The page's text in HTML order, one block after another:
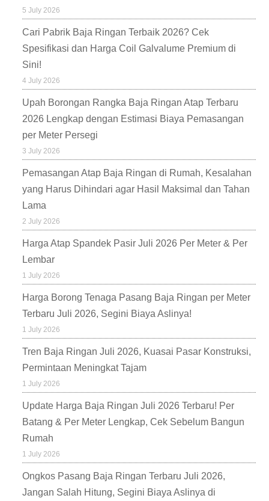
5 July 2026
Cari Pabrik Baja Ringan Terbaik 2026? Cek
Spesifikasi dan Harga Coil Galvalume Premium di
Sini!
4 July 2026
Upah Borongan Rangka Baja Ringan Atap Terbaru
2026 Lengkap dengan Estimasi Biaya Pemasangan
per Meter Persegi
3 July 2026
Pemasangan Atap Baja Ringan di Rumah, Kesalahan
yang Harus Dihindari agar Hasil Maksimal dan Tahan
Lama
2 July 2026
Harga Atap Spandek Pasir Juli 2026 Per Meter & Per
Lembar
1 July 2026
Harga Borong Tenaga Pasang Baja Ringan per Meter
Terbaru Juli 2026, Segini Biaya Aslinya!
1 July 2026
Tren Baja Ringan Juli 2026, Kuasai Pasar Konstruksi,
Permintaan Meningkat Tajam
1 July 2026
Update Harga Baja Ringan Juli 2026 Terbaru! Per
Batang & Per Meter Lengkap, Cek Sebelum Bangun
Rumah
1 July 2026
Ongkos Pasang Baja Ringan Terbaru Juli 2026,
Jangan Salah Hitung, Segini Biaya Aslinya di